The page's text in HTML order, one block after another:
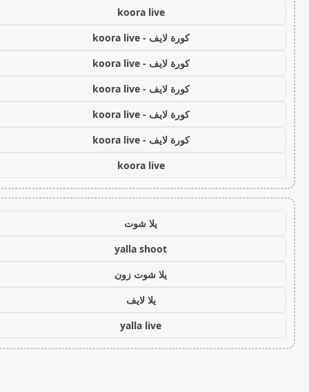
koora live
كورة لايف - koora live
كورة لايف - koora live
كورة لايف - koora live
كورة لايف - koora live
كورة لايف - koora live
koora live
يلا شوت
yalla shoot
يلا شوت زون
يلا لايف
yalla live